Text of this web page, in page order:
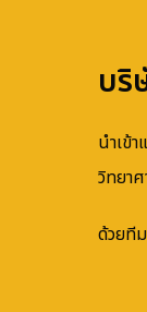
บริ
นำเข้
วิทยา
ด้วยที